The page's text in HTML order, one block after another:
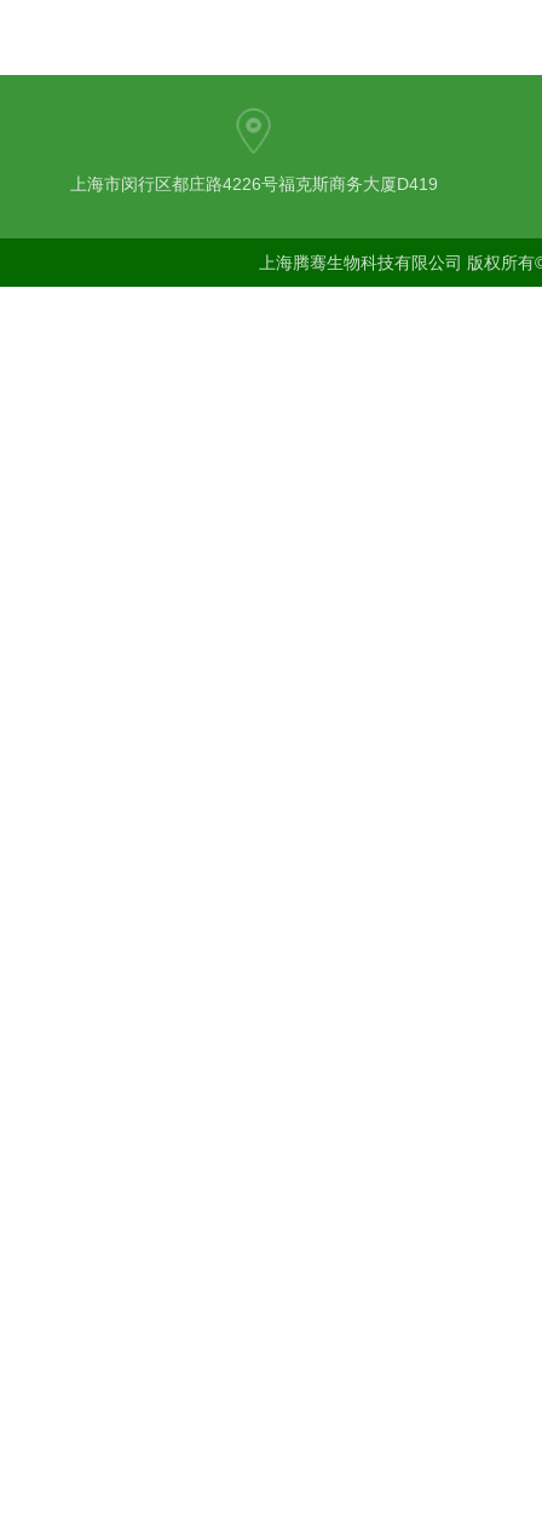
上海市闵行区都庄路4226号福克斯商务大厦D419
上海腾骞生物科技有限公司 版权所